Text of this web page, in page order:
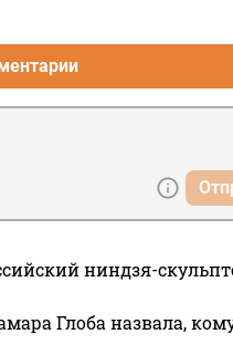
ниндзя-
Глоба назвала,